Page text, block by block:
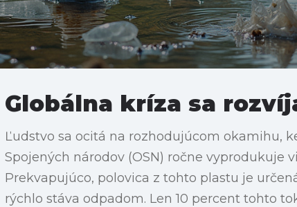
Globálna kríza sa
Ľudstvo sa ocitá na rozhodujúcom okamihu,
Spojených národov (OSN) ročne vyprodukuje
Prekvapujúco, polovica z tohto plastu je
rýchlo stáva odpadom. Len 10 percent tohto